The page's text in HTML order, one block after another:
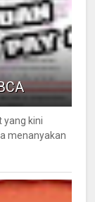
yang kini
menanyakan